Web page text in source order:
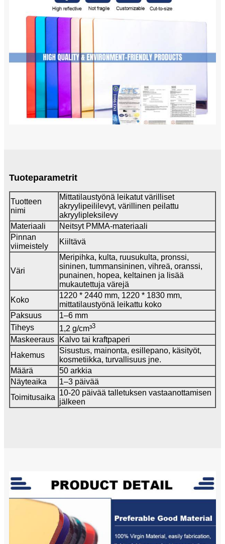
Tuoteparametrit
Tuotteen
nimi
Mittatilaustyönä leikatut värilliset
akryylipeililevyt, värillinen peilattu
akryylipleksilevy
Materiaali
Neitsyt PMMA-materiaali
Pinnan
viimeistely
Kiiltävä
Väri
Meripihka, kulta, ruusukulta, pronssi,
sininen, tummansininen, vihreä, oranssi,
punainen, hopea, keltainen ja lisää
mukautettuja värejä
Koko
1220 * 2440 mm, 1220 * 1830 mm,
mittatilaustyönä leikattu koko
Paksuus
1–6 mm
Tiheys
1,2 g/cm³3
Maskeeraus
Kalvo tai kraftpaperi
Hakemus
Sisustus, mainonta, esillepano, käsityöt,
kosmetiikka, turvallisuus jne.
Määrä
50 arkkia
Näyteaika
1–3 päivää
Toimitusaika
10-20 päivää talletuksen vastaanottamisen
jälkeen